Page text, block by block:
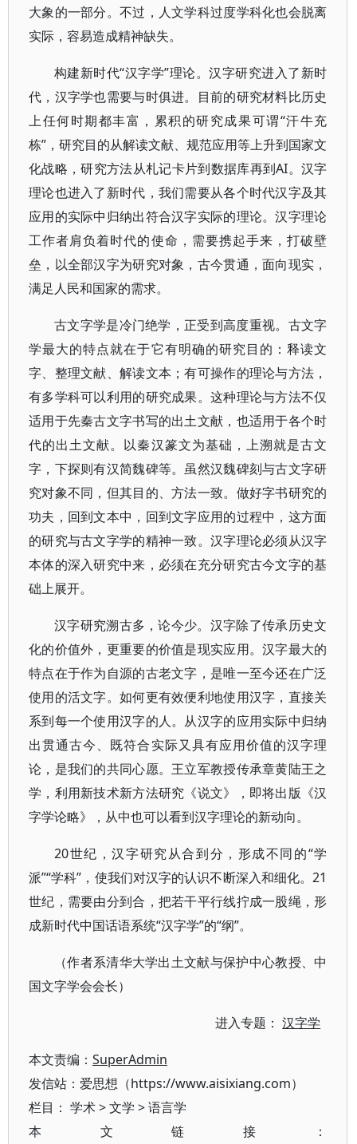
大象的一部分。不过，人文学科过度学科化也会脱离
实际，容易造成精神缺失。
构建新时代“汉字学”理论。汉字研究进入了新时
代，汉字学也需要与时俱进。目前的研究材料比历史
上任何时期都丰富，累积的研究成果可谓“汗牛充
栋”，研究目的从解读文献、规范应用等上升到国家文
化战略，研究方法从札记卡片到数据库再到AI。汉字
理论也进入了新时代，我们需要从各个时代汉字及其
应用的实际中归纳出符合汉字实际的理论。汉字理论
工作者肩负着时代的使命，需要携起手来，打破壁
垒，以全部汉字为研究对象，古今贯通，面向现实，
满足人民和国家的需求。
古文字学是冷门绝学，正受到高度重视。古文字
学最大的特点就在于它有明确的研究目的：释读文
字、整理文献、解读文本；有可操作的理论与方法，
有多学科可以利用的研究成果。这种理论与方法不仅
适用于先秦古文字书写的出土文献，也适用于各个时
代的出土文献。以秦汉篆文为基础，上溯就是古文
字，下探则有汉简魏碑等。虽然汉魏碑刻与古文字研
究对象不同，但其目的、方法一致。做好字书研究的
功夫，回到文本中，回到文字应用的过程中，这方面
的研究与古文字学的精神一致。汉字理论必须从汉字
本体的深入研究中来，必须在充分研究古今文字的基
础上展开。
汉字研究溯古多，论今少。汉字除了传承历史文
化的价值外，更重要的价值是现实应用。汉字最大的
特点在于作为自源的古老文字，是唯一至今还在广泛
使用的活文字。如何更有效便利地使用汉字，直接关
系到每一个使用汉字的人。从汉字的应用实际中归纳
出贯通古今、既符合实际又具有应用价值的汉字理
论，是我们的共同心愿。王立军教授传承章黄陆王之
学，利用新技术新方法研究《说文》，即将出版《汉
字学论略》，从中也可以看到汉字理论的新动向。
20世纪，汉字研究从合到分，形成不同的“学
派”“学科”，使我们对汉字的认识不断深入和细化。21
世纪，需要由分到合，把若干平行线拧成一股绳，形
成新时代中国话语系统“汉字学”的“纲”。
（作者系清华大学出土文献与保护中心教授、中
国文字学会会长）
进入专题：汉字学
本文责编： SuperAdmin
发信站：爱思想（https://www.aisixiang.com）
栏目： 学术>文学 >语言学
本文链接：